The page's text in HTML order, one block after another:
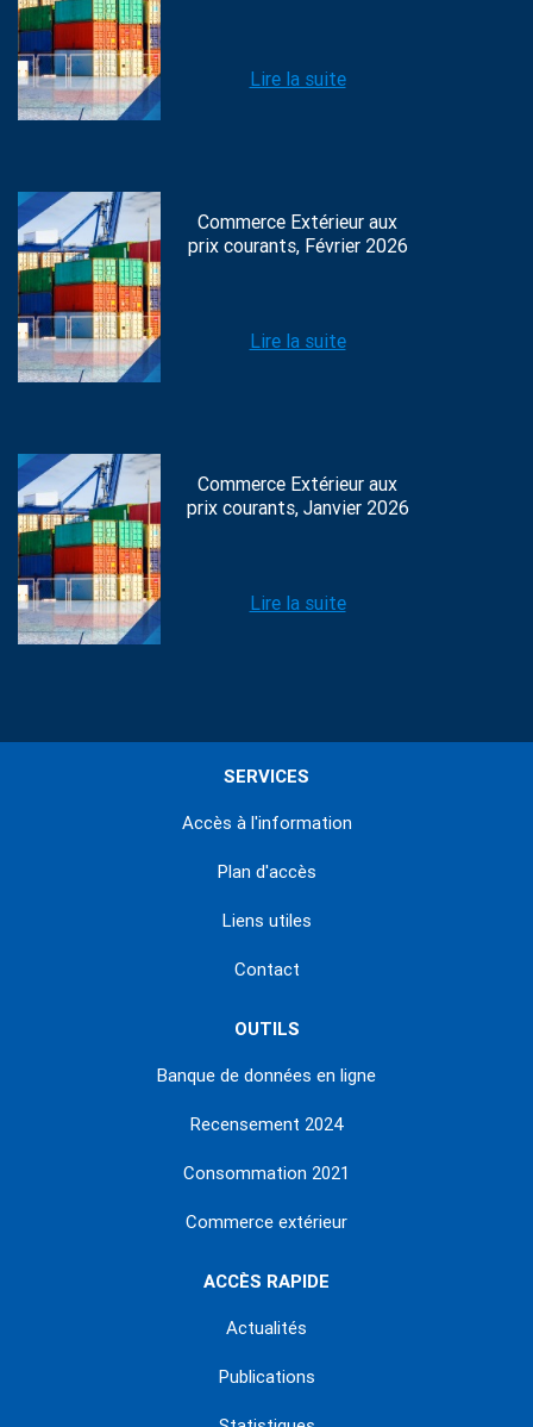
Lire la suite
Commerce Extérieur aux
prix courants, Février 2026
Lire la suite
Commerce Extérieur aux
prix courants, Janvier 2026
Lire la suite
SERVICES
Accès à l'information
Plan d'accès
Liens utiles
Contact
OUTILS
Banque de données en ligne
Recensement 2024
Consommation 2021
Commerce extérieur
ACCÈS RAPIDE
Actualités
Publications